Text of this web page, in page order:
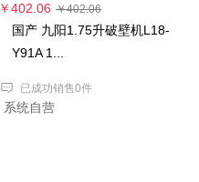
￥402.06 ￥402.06
国产 九阳1.75升破壁机L18-
Y91A 1...
已成功销售0件
系统自营